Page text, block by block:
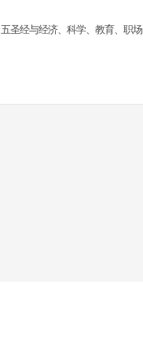
五圣经与经济、科学、教育、职场